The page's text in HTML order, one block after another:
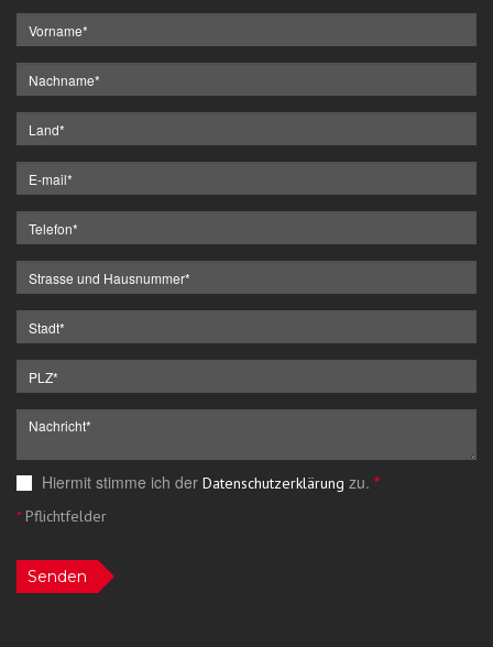
Hiermit stimme ich der Datenschutzerklärung zu. *
*Pflichtfelder
Senden